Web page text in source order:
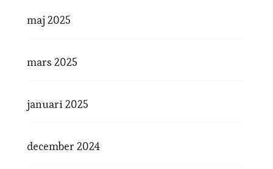
maj 2025
mars 2025
januari 2025
december 2024